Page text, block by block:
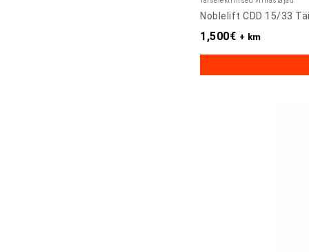
Noblelift CDD 15/33
1,500€ + km